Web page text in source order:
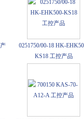
0251750/00-18 HK-
KS18 工控产品